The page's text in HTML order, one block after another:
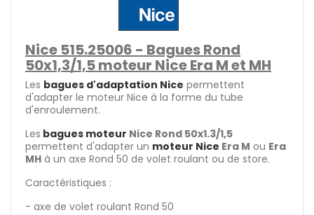
Nice 515.25006 - Bagues Rond
50x1,3/1,5 moteur Nice Era M et MH
Les bagues d'adaptation Nice permettent
d'adapter le moteur Nice à la forme du tube
d'enroulement.
Les bagues moteur Nice Rond 50x1.3/1,5
permettent d'adapter un moteur Nice Era M ou Era
MH à un axe Rond 50 de volet roulant ou de store.
Caractéristiques :
- axe de volet roulant Rond 50